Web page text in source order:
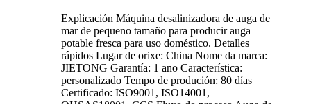
Explicación Máquina desalinizadora de auga de
mar de pequeno tamaño para producir auga
potable fresca para uso doméstico. Detalles
rápidos Lugar de orixe: China Nome da marca:
JIETONG Garantía: 1 ano Característica:
personalizado Tempo de produción: 80 días
Certificado: ISO9001, ISO14001,